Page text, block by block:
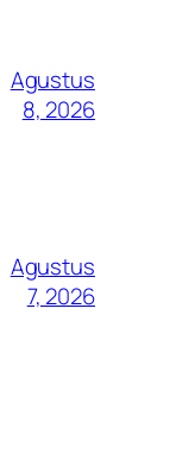
Agustus
8, 2026
Agustus
7, 2026